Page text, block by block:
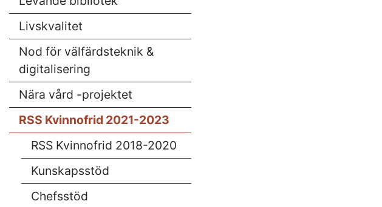
Livskvalitet
Nod för välfärdsteknik &
digitalisering
Nära vård -projektet
RSS Kvinnofrid 2021-2023
RSS Kvinnofrid 2018-2020
Kunskapsstöd
Chefsstöd